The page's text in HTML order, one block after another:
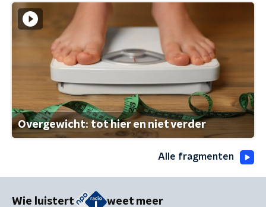
Overgewicht: tot hier en niet verder
Alle fragmenten
Wie luistert weet meer